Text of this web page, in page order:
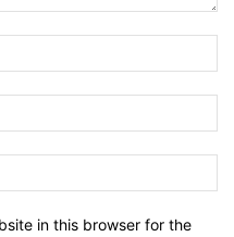
in this browser for the